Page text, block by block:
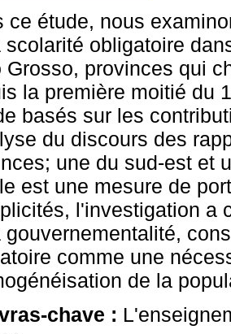
ce étude, nous
scolarité obligatoire
Grosso, provinces qui
la première moitié du
basés sur les
du discours des
une du sud-est et
est une mesure de
l'investigation a
gouvernementalité,
comme une
de la
chave :